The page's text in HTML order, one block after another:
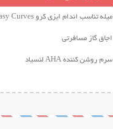
میله تناسب اندام ایزی کرو Easy Curves
اجاق گاز مسافرتی
سرم روشن کننده AHA لنسیاد